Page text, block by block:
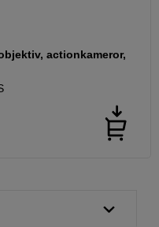
actionkameror,